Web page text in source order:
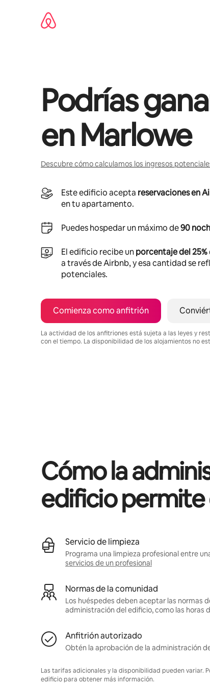
Podrías
enMarlowe
Descubre cómo calculamos los ingresos
Este edificio acepta reservaciones en
en tu apartamento.
Puedes hospedar un máximo de90
El edificio recibe unporcentaje del 25%
a través de Airbnb, y esa cantidad se
potenciales.
Comienza como anfitrión
La actividad de los anfitriones está sujeta a las leyes y
con el tiempo. La disponibilidad de los alojamientos no
Cómo la
edificio permite
Servicio de limpieza
Programa una limpieza profesional entre
servicios de un profesional
Normas de la comunidad
Los huéspedes deben aceptar las normas
administración del edificio, como las horas
Anfitrión autorizado
Obtén la aprobación de la administración
Las tarifas adicionales y la disponibilidad pueden variar.
edificio para obtener más información.